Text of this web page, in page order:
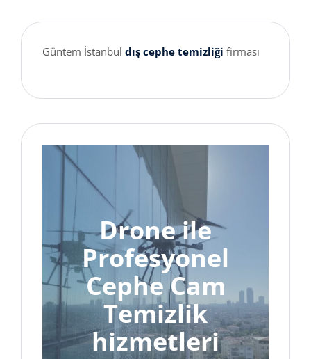
Güntem İstanbul dış cephe temizliği firması
Drone ile
Profesyonel
Cephe Cam
Temizlik
hizmetleri